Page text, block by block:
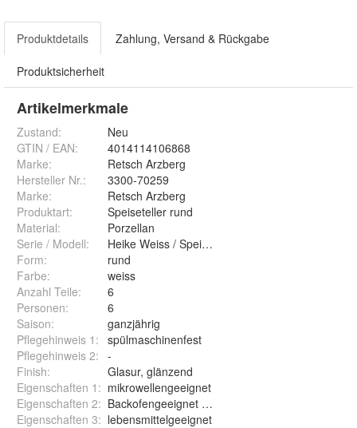
Produktdetails Zahlung, Versand & Rückgabe
Produktsicherheit
Artikelmerkmale
Zustand:
Neu
GTIN / EAN:
4014114106868
Marke:
Retsch Arzberg
Hersteller Nr.:
3300-70259
Marke:
Retsch Arzberg
Produktart:
Speiseteller rund
Material:
Porzellan
Serie / Modell:
Heike Weiss / Speiseteller 25cm
Form:
rund
Farbe:
weiss
Anzahl Teile:
6
Personen:
6
Saison:
ganzjährig
Pflegehinweis 1 : spülmaschinenfest
Pflegehinweis 2: -
Finish:
Glasur, glänzend
Eigenschaften 1 : mikrowellengeeignet
Eigenschaften 2: Backofengeeignet bis ca. 220 Grad
Eigenschaften 3: lebensmittelgeeignet